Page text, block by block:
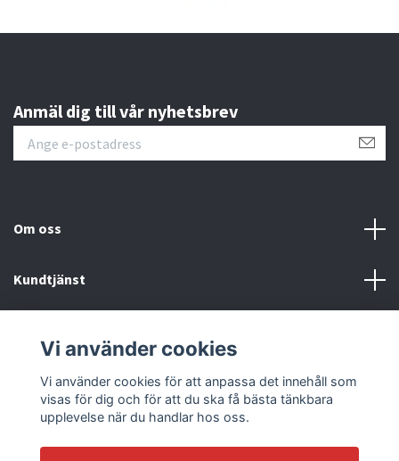
Anmäl dig till vår nyhetsbrev
Om oss
Kundtjänst
Sociala medier
Vi använder cookies
Vi använder cookies för att anpassa det innehåll som
visas för dig och för att du ska få bästa tänkbara
upplevelse när du handlar hos oss.